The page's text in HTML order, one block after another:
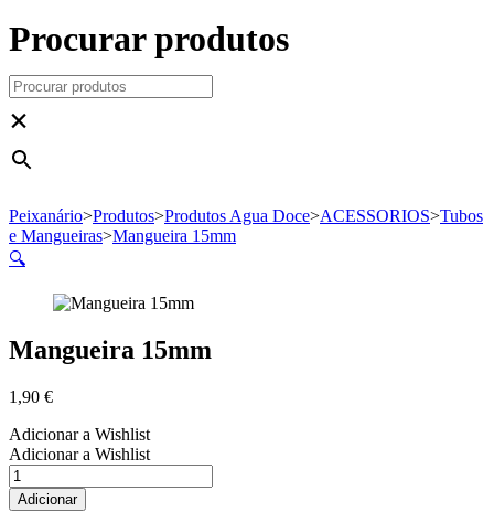
Procurar produtos
×
Peixanário>Produtos>Produtos Agua Doce>ACESSORIOS>Tubos
e Mangueiras>Mangueira 15mm
🔍
Mangueira 15mm
1,90 €
Adicionar a Wishlist
Adicionar a Wishlist
Quantidade
deAdicionar